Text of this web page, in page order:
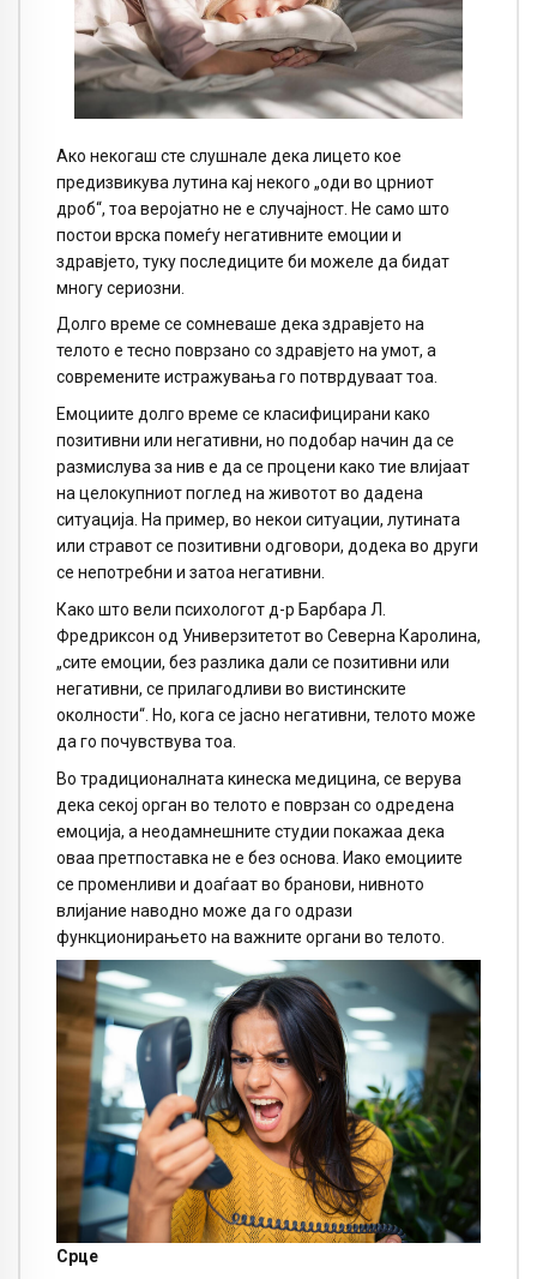
Ако некогаш сте слушнале дека лицето кое
предизвикува лутина кај некого „оди во црниот
дроб“, тоа веројатно не е случајност. Не само што
постои врска помеѓу негативните емоции и
здравјето, туку последиците би можеле да бидат
многу сериозни.
Долго време се сомневаше дека здравјето на
телото е тесно поврзано со здравјето на умот, а
современите истражувања го потврдуваат тоа.
Емоциите долго време се класифицирани како
позитивни или негативни, но подобар начин да се
размислува за нив е да се процени како тие влијаат
на целокупниот поглед на животот во дадена
ситуација. На пример, во некои ситуации, лутината
или стравот се позитивни одговори, додека во други
се непотребни и затоа негативни.
Како што вели психологот д-р Барбара Л.
Фредриксон од Универзитетот во Северна Каролина,
„сите емоции, без разлика дали се позитивни или
негативни, се прилагодливи во вистинските
околности“. Но, кога се јасно негативни, телото може
да го почувствува тоа.
Во традиционалната кинеска медицина, се верува
дека секој орган во телото е поврзан со одредена
емоција, а неодамнешните студии покажаа дека
оваа претпоставка не е без основа. Иако емоциите
се променливи и доаѓаат во бранови, нивното
влијание наводно може да го одрази
функционирањето на важните органи во телото.
Срце